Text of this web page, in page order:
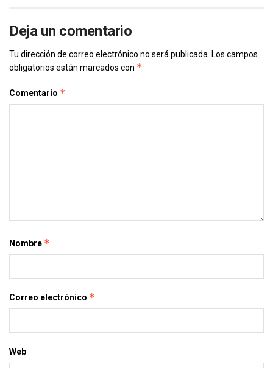
Deja un comentario
Tu dirección de correo electrónico no será publicada. Los campos
obligatorios están marcados con *
Comentario *
Nombre *
Correo electrónico *
Web